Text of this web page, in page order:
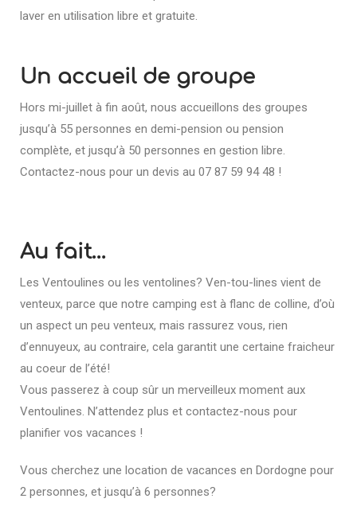
laver en utilisation libre et gratuite.
Un accueil de groupe
Hors mi-juillet à fin août, nous accueillons des groupes
jusqu’à 55 personnes en demi-pension ou pension
complète, et jusqu’à 50 personnes en gestion libre.
Contactez-nous pour un devis au 07 87 59 94 48 !
Au fait…
Les Ventoulines ou les ventolines? Ven-tou-lines vient de
venteux, parce que notre camping est à flanc de colline, d’où
un aspect un peu venteux, mais rassurez vous, rien
d’ennuyeux, au contraire, cela garantit une certaine fraicheur
au coeur de l’été!
Vous passerez à coup sûr un merveilleux moment aux
Ventoulines. N’attendez plus et contactez-nous pour
planifier vos vacances !
Vous cherchez une location de vacances en Dordogne pour
2 personnes, et jusqu’à 6 personnes?